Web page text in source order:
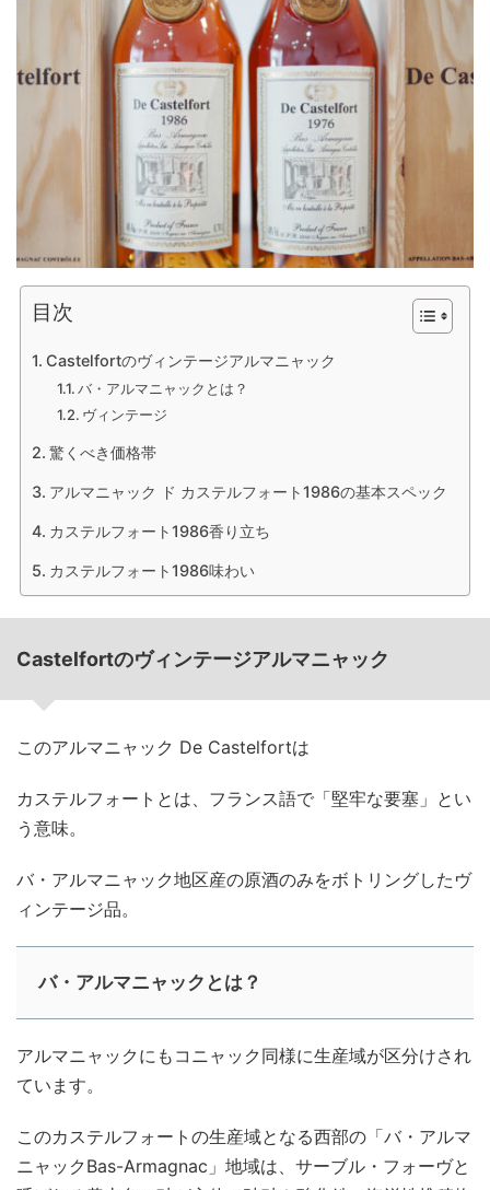
目次
Castelfortのヴィンテージアルマニャック
バ・アルマニャックとは？
ヴィンテージ
驚くべき価格帯
アルマニャック ド カステルフォート1986の基本スペック
カステルフォート1986香り立ち
カステルフォート1986味わい
Castelfortのヴィンテージアルマニャック
このアルマニャック De Castelfortは
カステルフォートとは、フランス語で「堅牢な要塞」とい
う意味。
バ・アルマニャック地区産の原酒のみをボトリングしたヴ
ィンテージ品。
バ・アルマニャックとは？
アルマニャックにもコニャック同様に生産域が区分けされ
ています。
このカステルフォートの生産域となる西部の「バ・アルマ
ニャックBas-Armagnac」地域は、サーブル・フォーヴと